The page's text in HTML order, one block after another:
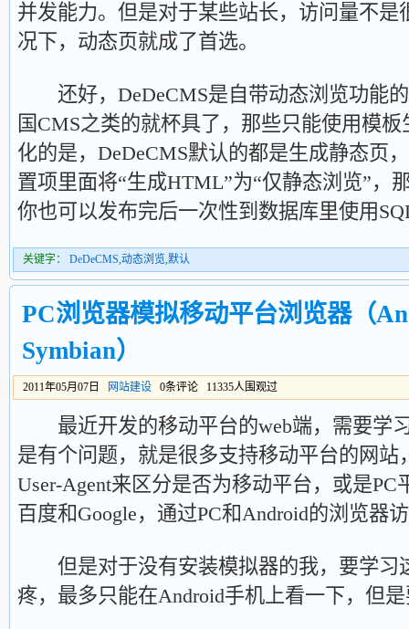
并发能力。但是对于某些站长，访问量不是
况下，动态页就成了首选。
还好，DeDeCMS是自带动态浏览功能
国CMS之类的就杯具了，那些只能使用模
化的是，DeDeCMS默认的都是生成静态页
置项里面将“生成HTML”为“仅静态浏览”，
你也可以发布完后一次性到数据库里使用
关键字： DeDeCMS,动态浏览,默认
PC浏览器模拟移动平台浏览器（
Symbian）
2011年05月07日 网站建设 0条评论 11335人围观过
最近开发的移动平台的web端，需要学
是有个问题，就是很多支持移动平台的网站
User-Agent来区分是否为移动平台，或是
百度和Google，通过PC和Android的浏览器
但是对于没有安装模拟器的我，要学习
疼，最多只能在Android手机上看一下，但